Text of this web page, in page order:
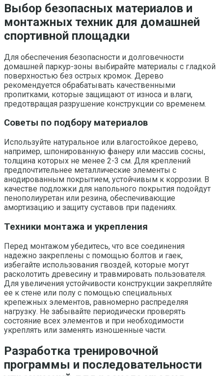
Выбор безопасных материалов и
монтажных техник для домашней
спортивной площадки
Для обеспечения безопасности и долговечности
домашней паркур-зоны выбирайте материалы с гладкой
поверхностью без острых кромок. Дерево
рекомендуется обрабатывать качественными
пропитками, которые защищают от износа и влаги,
предотвращая разрушение конструкции со временем.
Советы по подбору материалов
Используйте натуральное или влагостойкое дерево,
например, шпонированную фанеру или массив сосны,
толщина которых не менее 2-3 см. Для креплений
предпочтительнее металлические элементы с
анодированным покрытием, устойчивым к коррозии. В
качестве подложки для напольного покрытия подойдут
пенополиуретан или резина, обеспечивающие
амортизацию и защиту суставов при падениях.
Техники монтажа и укрепления
Перед монтажом убедитесь, что все соединения
надежно закреплены с помощью болтов и гаек,
избегайте использования гвоздей, которые могут
расколотить древесину и травмировать пользователя.
Для увеличения устойчивости конструкции закрепляйте
ее к стене или полу с помощью специальных
крепежных элементов, равномерно распределяя
нагрузку. Не забывайте периодически проверять
состояние всех элементов и при необходимости
укреплять или заменять изношенные части.
Разработка тренировочной
программы и последовательности